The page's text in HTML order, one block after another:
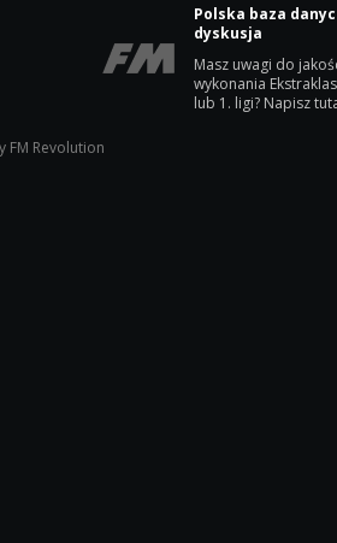
Polska baza
dyskusja
Masz uwagi do
wykonania
lub 1. ligi? Napisz
FM Revolution